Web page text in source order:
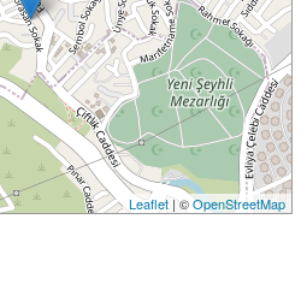
Leaflet| ©OpenStreetMap